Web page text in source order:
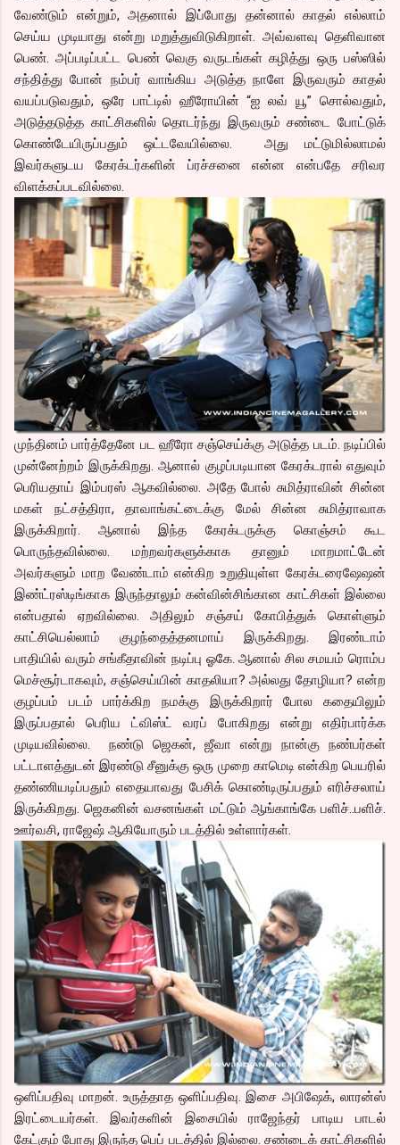
வேண்டும் என்றும், அதனால் இப்போது தன்னால் காதல் எல்லாம்
செய்ய முடியாது என்று மறுத்துவிடுகிறாள். அவ்வளவு தெளிவான
பெண். அப்படிப்பட்ட பெண் வெகு வருடங்கள் கழித்து ஒரு பஸ்ஸில்
சந்தித்து போன் நம்பர் வாங்கிய அடுத்த நாளே இருவரும் காதல்
வயப்படுவதும், ஒரே பாட்டில் ஹீரோயின் “ஐ லவ் யூ” சொல்வதும்,
அடுத்தடுத்த காட்சிகளில் தொடர்ந்து இருவரும் சண்டை போட்டுக்
கொண்டேயிருப்பதும் ஒட்டவேயில்லை. அது மட்டுமில்லாமல்
இவர்களுடய கேரக்டர்களின் ப்ரச்சனை என்ன என்பதே சரிவர
விளக்கப்படவில்லை.
முந்தினம் பார்த்தேனே பட ஹீரோ சஞ்செய்க்கு அடுத்த படம். நடிப்பில்
முன்னேற்றம் இருக்கிறது. ஆனால் குழப்படியான கேரக்டரால் எதுவும்
பெரியதாய் இம்பரஸ் ஆகவில்லை. அதே போல் சுமித்ராவின் சின்ன
மகள் நட்சத்திரா, தாவாங்கட்டைக்கு மேல் சின்ன சுமித்ராவாக
இருக்கிறார். ஆனால் இந்த கேரக்டருக்கு கொஞ்சம் கூட
பொருந்தவில்லை. மற்றவர்களுக்காக தானும் மாறமாட்டேன்
அவர்களும் மாற வேண்டாம் என்கிற உறுதியுள்ள கேரக்டரைஷேஷன்
இண்ட்ரஸ்டிங்காக இருந்தாலும் கன்வின்சிங்கான காட்சிகள் இல்லை
என்பதால் ஏறவில்லை. அதிலும் சஞ்சய் கோபித்துக் கொள்ளும்
காட்சியெல்லாம் குழந்தைத்தனமாய் இருக்கிறது. இரண்டாம்
பாதியில் வரும் சங்கீதாவின் நடிப்பு ஓகே. ஆனால் சில சமயம் ரொம்ப
மெச்சூர்டாகவும், சஞ்செய்யின் காதலியா? அல்லது தோழியா? என்ற
குழப்பம் படம் பார்க்கிற நமக்கு இருக்கிறார் போல கதையிலும்
இருப்பதால் பெரிய ட்விஸ்ட் வரப் போகிறது என்று எதிர்பார்க்க
முடியவில்லை. நண்டு ஜெகன், ஜீவா என்று நான்கு நண்பர்கள்
பட்டாளத்துடன் இரண்டு சீனுக்கு ஒரு முறை காமெடி என்கிற பெயரில்
தண்ணியடிப்பதும் எதையாவது பேசிக் கொண்டிருப்பதும் எரிச்சலாய்
இருக்கிறது. ஜெகனின் வசனங்கள் மட்டும் ஆங்காங்கே பளிச்..பளிச்.
ஊர்வசி, ராஜேஷ் ஆகியோரும் படத்தில் உள்ளார்கள்.
ஒளிப்பதிவு மாறன். உருத்தாத ஒளிப்பதிவு. இசை அபிஷேக், லாரன்ஸ்
இரட்டையர்கள். இவர்களின் இசையில் ராஜேந்தர் பாடிய பாடல்
கேட்கும் போது இருந்த பெப் படத்தில் இல்லை. சண்டைக் காட்சிகளில்